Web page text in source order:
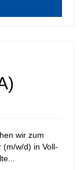
wir zum
w/d) in Voll-